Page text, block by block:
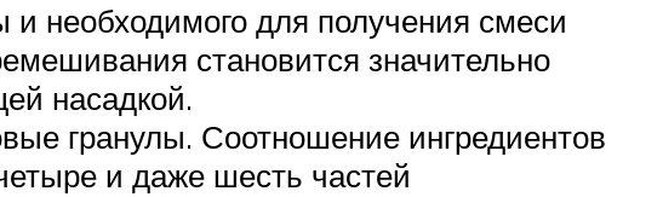
и необходимого для получения смеси
становится значительно
насадкой.
гранулы. Соотношение ингредиентов
и даже шесть частей